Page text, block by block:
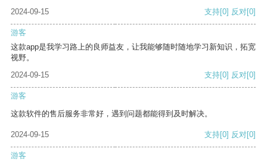
2024-09-15
支持[0] 反对[0]
游客
这款app是我学习路上的良师益友，让我能够随时随地学习新知识，拓宽
视野。
2024-09-15
支持[0] 反对[0]
游客
这款软件的售后服务非常好，遇到问题都能得到及时解决。
2024-09-15 支持[0] 反对[0]
游客